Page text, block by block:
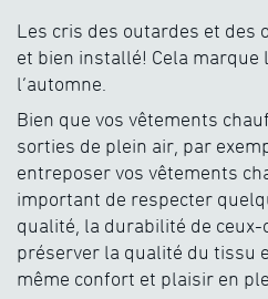
Les cris des outardes et des
et bien installé! Cela marque
l’automne.
Bien que vos vêtements
sorties de plein air, par
entreposer vos vêtements
important de respecter
qualité, la durabilité de ceux-
préserver la qualité du tissu
même confort et plaisir en